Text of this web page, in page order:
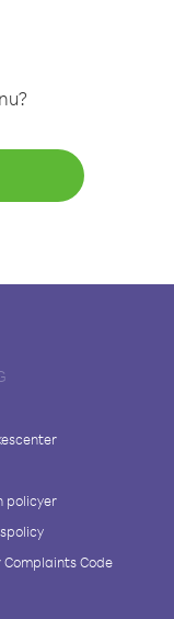
policyer
Complaints Code